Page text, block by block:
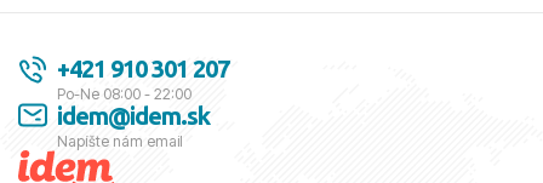
+421 910 301 207
Po-Ne 08:00 - 22:00
idem@idem.sk
Napíšte nám email